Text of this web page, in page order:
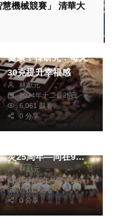
機械競賽」 清華大
健康！韓研究：每天
30克提升幸福感
林獻元
2024年十二月25日
6,061 觀看
0 分享
政治 生活
災25周年—同在921
國家防災日特別活動
林獻元
2024年九月21日
7,101 觀看
0 分享